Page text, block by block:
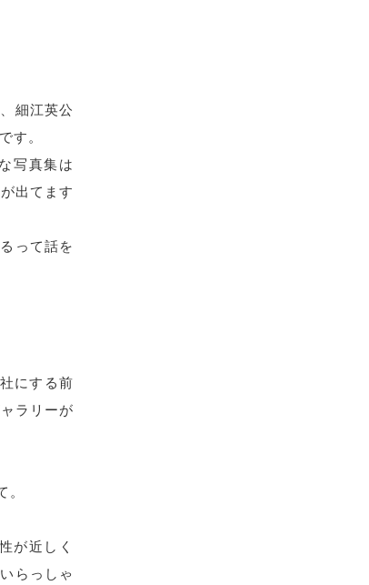
細江英公
す。
写真集は
出てます
って話を
にする前
ラリーが
が近しく
らっしゃ